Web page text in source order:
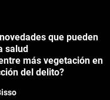
que pueden
salud
más vegetación en
del delito?